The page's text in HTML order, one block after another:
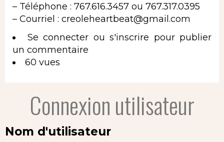
– Téléphone : 767.616.3457 ou 767.317.0395
– Courriel : creoleheartbeat@gmail.com
Se connecter ou s'inscrire pour publier
un commentaire
60 vues
Connexion utilisateur
Nom d'utilisateur